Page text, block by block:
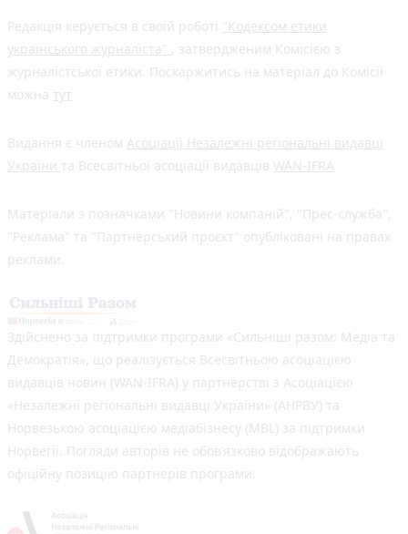
Редакція керується в своїй роботі "Кодексом етики
українського журналіста" , затвердженим Комісією з
журналістської етики. Поскаржитись на матеріал до Комісії
можна тут
Видання є членом Асоціації Незалежні регіональні видавці
України та Всесвітньої асоціації видавців WAN-IFRA
Матеріали з позначками "Новини компаній", "Прес-служба",
"Реклама" та "Партнерський проєкт" опубліковані на правах
реклами.
Здійснено за підтримки програми «Сильніші разом: Медіа та
Демократія», що реалізується Всесвітньою асоціацією
видавців новин (WAN-IFRA) у партнерстві з Асоціацією
«Незалежні регіональні видавці України» (АНРВУ) та
Норвезькою асоціацією медіабізнесу (MBL) за підтримки
Норвегії. Погляди авторів не обов’язково відображають
офіційну позицію партнерів програми.